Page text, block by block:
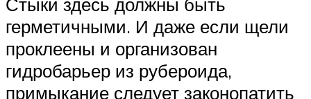
герметичными. И даже если щели
проклеены и организован
гидробарьер из рубероида,
примыкание следует законопатить